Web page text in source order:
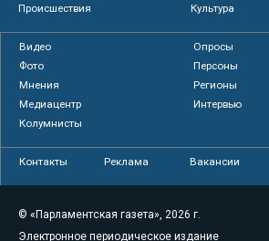
Происшествия
Культура
Видео
Опросы
Фото
Персоны
Мнения
Регионы
Медиацентр
Интервью
Колумнисты
Контакты Реклама Вакансии
© «Парламентская газета», 2026 г.
Электронное периодическое издание